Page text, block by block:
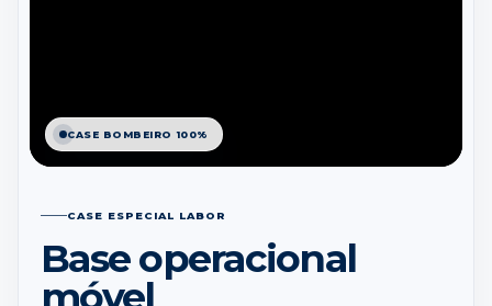
CASE BOMBEIRO 100%
CASE ESPECIAL LABOR
Base operacional
móvel